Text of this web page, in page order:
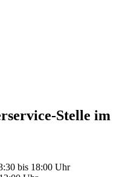
Stelle im
bis 18:00 Uhr